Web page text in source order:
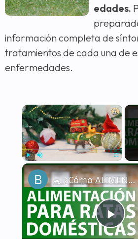
edades.
información completa de
tratamientos de cada una de
enfermedades.
×
Play Unmute Fullscreen
🐁 ¿Cómo ALIMENTAR a una RATA DOMÉSTICA de la manera correcta? - Nutrición 🐁🏡